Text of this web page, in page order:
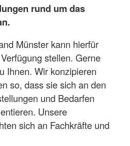
rund um das
Münster kann hierfür
stellen. Gerne
Ihnen. Wir konzipieren
so, dass sie sich an den
und Bedarfen
Unsere
sich an Fachkräfte und